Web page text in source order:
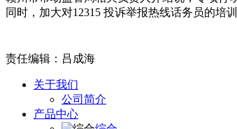
同时，加大对12315 投诉举报热线话务员的培
责任编辑：吕成海
关于我们
公司简介
产品中心